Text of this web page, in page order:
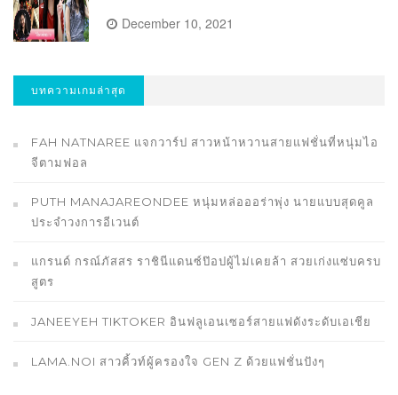
December 10, 2021
บทความเกมล่าสุด
FAH NATNAREE แจกวาร์ป สาวหน้าหวานสายแฟชั่นที่หนุ่มไอ
จีตามฟอล
PUTH MANAJAREONDEE หนุ่มหล่อออร่าพุ่ง นายแบบสุดคูล
ประจำวงการอีเวนต์
แกรนด์ กรณ์ภัสสร ราชินีแดนซ์ป๊อปผู้ไม่เคยล้า สวยเก่งแซ่บครบ
สูตร
JANEEYEH TIKTOKER อินฟลูเอนเซอร์สายแฟดังระดับเอเชีย
LAMA.NOI สาวคิ้วท์ผู้ครองใจ GEN Z ด้วยแฟชั่นปังๆ